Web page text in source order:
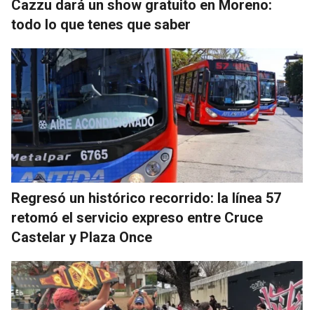
Cazzu dará un show gratuito en Moreno:
todo lo que tenes que saber
Regresó un histórico recorrido: la línea 57
retomó el servicio expreso entre Cruce
Castelar y Plaza Once